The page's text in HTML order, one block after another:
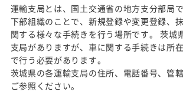
運輸支局とは、国土交通省の地方支分部局
下部組織のことで、新規登録や変更登録、
関する様々な手続きを行う場所です。 茨城
支局がありますが、車に関する手続きは所
で行う必要があります。
茨城県の各運輸支局の住所、電話番号、管
ご参照ください。